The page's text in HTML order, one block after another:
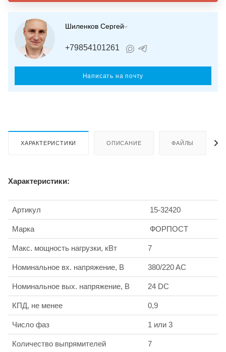
Шиленков Сергей
+79854101261
Написать на почту
ХАРАКТЕРИСТИКИ ОПИСАНИЕ ФАЙЛЫ
Характеристики:
Артикул 15-32420
Марка ФОРПОСТ
Макс. мощность нагрузки, кВт 7
Номинальное вх. напряжение, В 380/220 AC
Номинальное вых. напряжение, В 24 DC
КПД, не менее 0,9
Число фаз 1 или 3
Количество выпрямителей 7